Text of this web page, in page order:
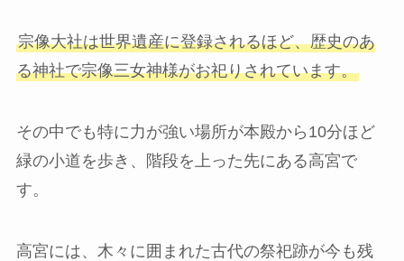
宗像大社は世界遺産に登録されるほど、歴史のあ
る神社で宗像三女神様がお祀りされています。
その中でも特に力が強い場所が本殿から10分ほど
緑の小道を歩き、階段を上った先にある高宮で
す。
高宮には、木々に囲まれた古代の祭祀跡が今も残